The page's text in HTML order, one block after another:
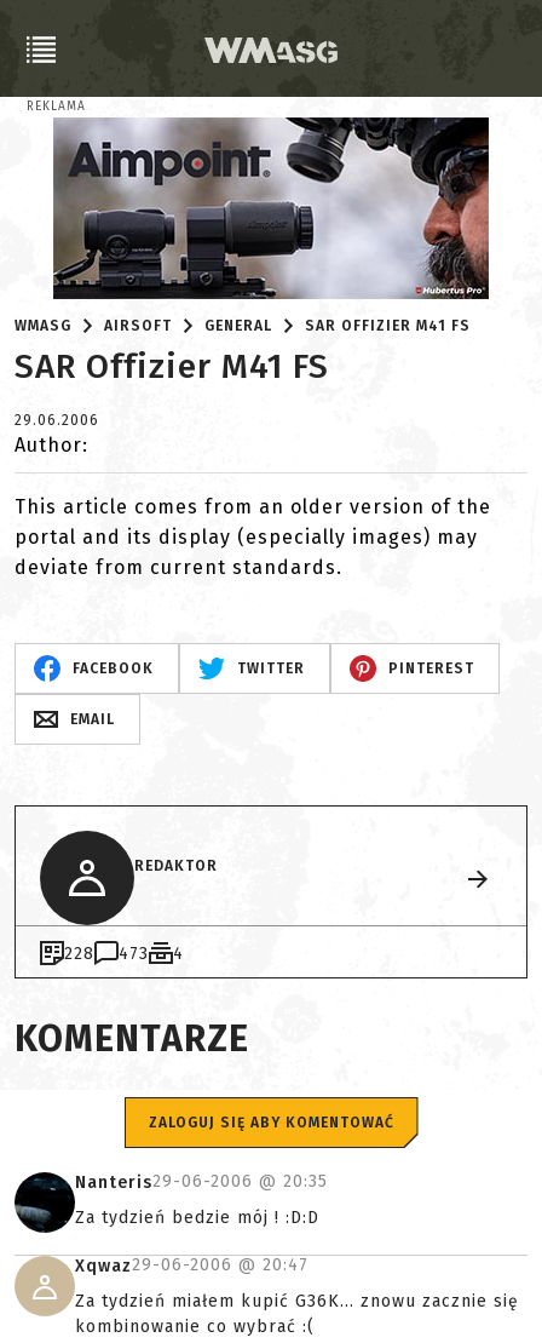
REKLAMA
WMASG AIRSOFT GENERAL SAR OFFIZIER M41 FS
SAR Offizier M41 FS
29.06.2006
Author:
This article comes from an older version of the
portal and its display (especially images) may
deviate from current standards.
FACEBOOK TWITTER PINTEREST
EMAIL
REDAKTOR
228 473 4
KOMENTARZE
ZALOGUJ SIĘ ABY KOMENTOWAĆ
Nanteris29-06-2006 @ 20:35
Za tydzień bedzie mój ! :D:D
Xqwaz29-06-2006 @ 20:47
Za tydzień miałem kupić G36K... znowu zacznie się
kombinowanie co wybrać :(